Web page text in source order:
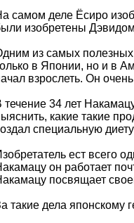
самом деле Ёсиро
изобретены
из самых полезных
в Японии, но и в
взрослеть. Он
течение 34 лет
какие такие
специальную
ест всего
он работает
посвящает
такие дела японскому